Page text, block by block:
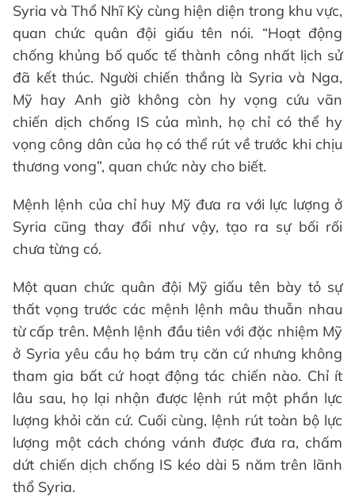
Syria và Thổ Nhĩ Kỳ cùng hiện diện trong khu vực,
quan chức quân đội giấu tên nói. “Hoạt động
chống khủng bố quốc tế thành công nhất lịch sử
đã kết thúc. Người chiến thắng là Syria và Nga,
Mỹ hay Anh giờ không còn hy vọng cứu vãn
chiến dịch chống IS của mình, họ chỉ có thể hy
vọng công dân của họ có thể rút về trước khi chịu
thương vong”, quan chức này cho biết.
Mệnh lệnh của chỉ huy Mỹ đưa ra với lực lượng ở
Syria cũng thay đổi như vậy, tạo ra sự bối rối
chưa từng có.
Một quan chức quân đội Mỹ giấu tên bày tỏ sự
thất vọng trước các mệnh lệnh mâu thuẫn nhau
từ cấp trên. Mệnh lệnh đầu tiên với đặc nhiệm Mỹ
ở Syria yêu cầu họ bám trụ căn cứ nhưng không
tham gia bất cứ hoạt động tác chiến nào. Chỉ ít
lâu sau, họ lại nhận được lệnh rút một phần lực
lượng khỏi căn cứ. Cuối cùng, lệnh rút toàn bộ lực
lượng một cách chóng vánh được đưa ra, chấm
dứt chiến dịch chống IS kéo dài 5 năm trên lãnh
thổ Syria.